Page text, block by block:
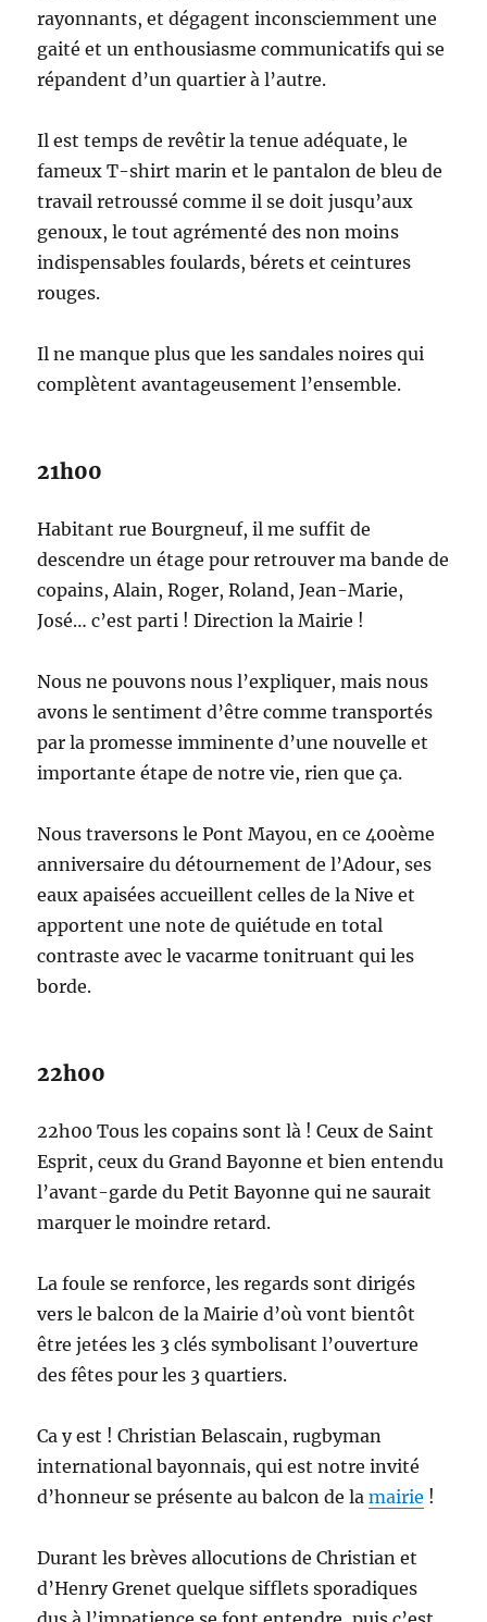
rayonnants, et dégagent inconsciemment une
gaité et un enthousiasme communicatifs qui se
répandent d’un quartier à l’autre.
Il est temps de revêtir la tenue adéquate, le
fameux T-shirt marin et le pantalon de bleu de
travail retroussé comme il se doit jusqu’aux
genoux, le tout agrémenté des non moins
indispensables foulards, bérets et ceintures
rouges.
Il ne manque plus que les sandales noires qui
complètent avantageusement l’ensemble.
21h00
Habitant rue Bourgneuf, il me suffit de
descendre un étage pour retrouver ma bande de
copains, Alain, Roger, Roland, Jean-Marie,
José… c’est parti ! Direction la Mairie !
Nous ne pouvons nous l’expliquer, mais nous
avons le sentiment d’être comme transportés
par la promesse imminente d’une nouvelle et
importante étape de notre vie, rien que ça.
Nous traversons le Pont Mayou, en ce 400ème
anniversaire du détournement de l’Adour, ses
eaux apaisées accueillent celles de la Nive et
apportent une note de quiétude en total
contraste avec le vacarme tonitruant qui les
borde.
22h00
22h00 Tous les copains sont là ! Ceux de Saint
Esprit, ceux du Grand Bayonne et bien entendu
l’avant-garde du Petit Bayonne qui ne saurait
marquer le moindre retard.
La foule se renforce, les regards sont dirigés
vers le balcon de la Mairie d’où vont bientôt
être jetées les 3 clés symbolisant l’ouverture
des fêtes pour les 3 quartiers.
Ca y est ! Christian Belascain, rugbyman
international bayonnais, qui est notre invité
d’honneur se présente au balcon de lamairie !
Durant les brèves allocutions de Christian et
d’Henry Grenet quelque sifflets sporadiques